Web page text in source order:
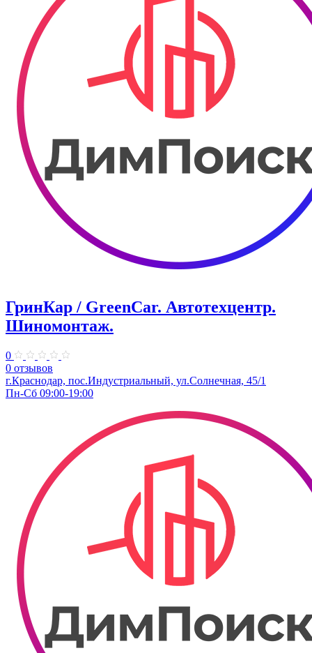
ГринКар / GreenCar. Автотехцентр.
Шиномонтаж.
0
0 отзывов
г.Краснодар, пос.Индустриальный, ул.Солнечная, 45/1
Пн-Сб 09:00-19:00